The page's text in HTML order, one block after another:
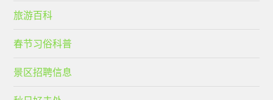
旅游百科
春节习俗科普
景区招聘信息